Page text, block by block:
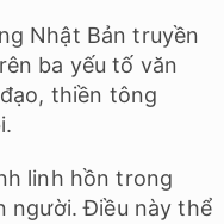
Nhật Bản truyền
ba yếu tố văn
thiền tông
linh hồn trong
người. Điều này thể